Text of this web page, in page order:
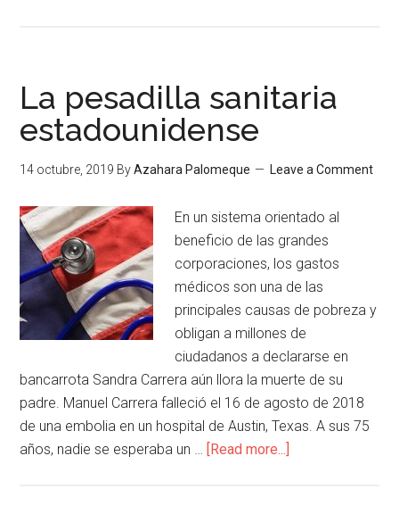
La pesadilla sanitaria
estadounidense
14 octubre, 2019 ByAzahara Palomeque Leave a Comment
En un sistema orientado al
beneficio de las grandes
corporaciones, los gastos
médicos son una de las
principales causas de pobreza y
obligan a millones de
ciudadanos a declararse en
bancarrota Sandra Carrera aún llora la muerte de su
padre. Manuel Carrera falleció el 16 de agosto de 2018
de una embolia en un hospital de Austin, Texas. A sus 75
años, nadie se esperaba un … [Read more...]